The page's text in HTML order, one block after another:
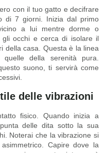
con il tuo gatto e decifrare
di 7 giorni. Inizia dal primo
a lui mentre dorme o
gli occhi e cerca di isolare il
della casa. Questa è la linea
della serenità pura.
suono, ti servirà come
delle vibrazioni
fisico. Quando inizia a
delle dita sotto la sua
Noterai che la vibrazione si
Capire dove la